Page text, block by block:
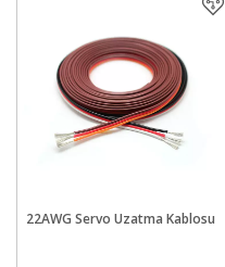
22AWG Servo Uzatma Kablosu